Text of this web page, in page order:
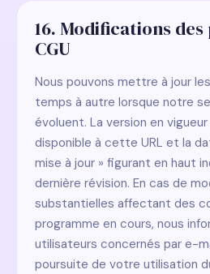
16. Modifications
CGU
Nous pouvons mettre à jour
temps à autre lorsque notre
évoluent. La version en
disponible à cette URL et la
mise à jour » figurant en haut
dernière révision. En cas de
substantielles affectant des
programme en cours, nous
utilisateurs concernés par e-
poursuite de votre utilisation